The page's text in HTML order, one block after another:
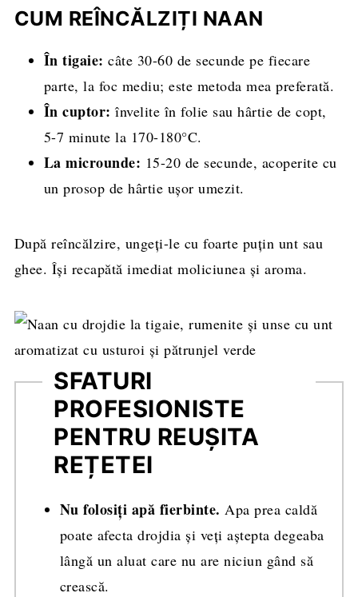
CUM REÎNCĂLZIȚI NAAN
În tigaie: câte 30-60 de secunde pe fiecare
parte, la foc mediu; este metoda mea preferată.
În cuptor: învelite în folie sau hârtie de copt,
5-7 minute la 170-180°C.
La microunde: 15-20 de secunde, acoperite cu
un prosop de hârtie ușor umezit.
După reîncălzire, ungeți-le cu foarte puțin unt sau
ghee. Își recapătă imediat moliciunea și aroma.
SFATURI
PROFESIONISTE
PENTRU REUȘITA
REȚETEI
Nu folosiți apă fierbinte. Apa prea caldă
poate afecta drojdia și veți aștepta degeaba
lângă un aluat care nu are niciun gând să
crească.